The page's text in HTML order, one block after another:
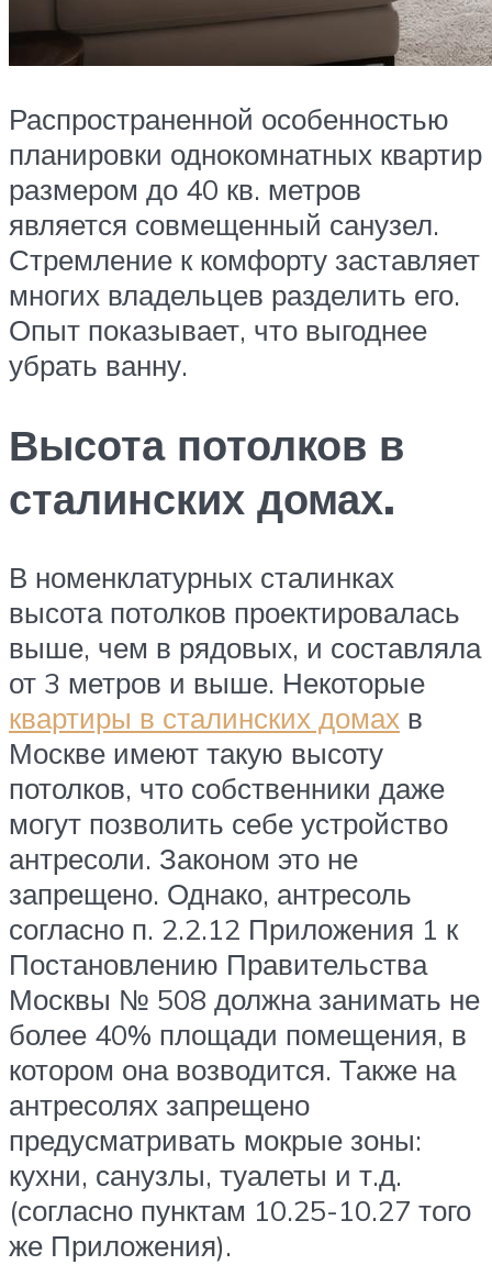
Распространенной особенностью
планировки однокомнатных квартир
размером до 40 кв. метров
является совмещенный санузел.
Стремление к комфорту заставляет
многих владельцев разделить его.
Опыт показывает, что выгоднее
убрать ванну.
Высота потолков в
сталинских домах.
В номенклатурных сталинках
высота потолков проектировалась
выше, чем в рядовых, и составляла
от 3 метров и выше. Некоторые
квартиры в сталинских домах в
Москве имеют такую высоту
потолков, что собственники даже
могут позволить себе устройство
антресоли. Законом это не
запрещено. Однако, антресоль
согласно п. 2.2.12 Приложения 1 к
Постановлению Правительства
Москвы № 508 должна занимать не
более 40% площади помещения, в
котором она возводится. Также на
антресолях запрещено
предусматривать мокрые зоны:
кухни, санузлы, туалеты и т.д.
(согласно пунктам 10.25-10.27 того
же Приложения).